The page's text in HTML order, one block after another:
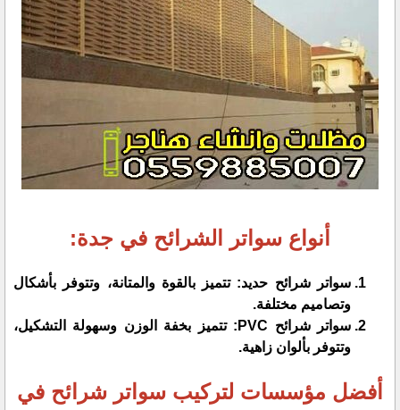
أنواع سواتر الشرائح في جدة:
سواتر شرائح حديد: تتميز بالقوة والمتانة، وتتوفر بأشكال
وتصاميم مختلفة.
سواتر شرائح PVC: تتميز بخفة الوزن وسهولة التشكيل،
وتتوفر بألوان زاهية.
أفضل مؤسسات لتركيب سواتر شرائح في